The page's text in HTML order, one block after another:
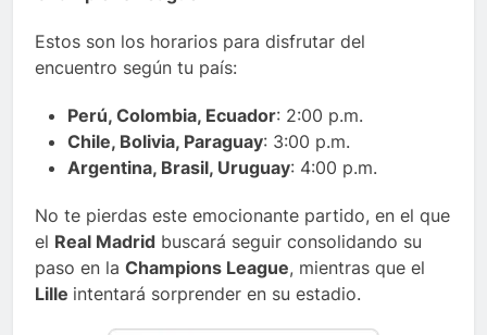
Estos son los horarios para disfrutar del
encuentro según tu país:
Perú, Colombia, Ecuador: 2:00 p.m.
Chile, Bolivia, Paraguay: 3:00 p.m.
Argentina, Brasil, Uruguay: 4:00 p.m.
No te pierdas este emocionante partido, en el que
el Real Madrid buscará seguir consolidando su
paso en la Champions League, mientras que el
Lille intentará sorprender en su estadio.